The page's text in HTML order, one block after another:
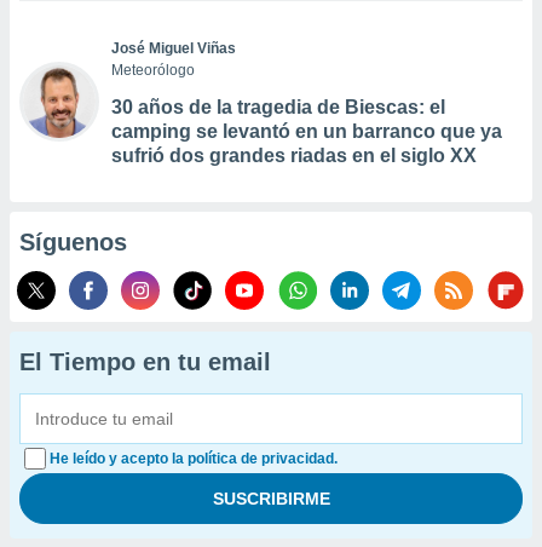
José Miguel Viñas
Meteorólogo
30 años de la tragedia de Biescas: el
camping se levantó en un barranco que ya
sufrió dos grandes riadas en el siglo XX
Síguenos
El Tiempo en tu email
He leído y acepto la política de privacidad.